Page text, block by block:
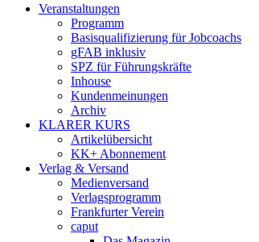
Veranstaltungen
Programm
Basisqualifizierung für Jobcoachs
gFAB inklusiv
SPZ für Führungskräfte
Inhouse
Kundenmeinungen
Archiv
KLARER KURS
Artikelübersicht
KK+ Abonnement
Verlag & Versand
Medienversand
Verlagsprogramm
Frankfurter Verein
caput